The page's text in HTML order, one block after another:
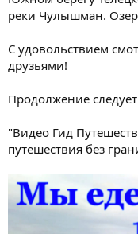
реки Чулышман.
С удовольствием
друзьями!
Продолжение
"Видео Гид
путешествия без